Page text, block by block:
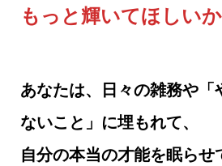
もっと輝いてほしいか
あなたは、日々の雑務や「
ないこと」に埋もれて、
自分の本当の才能を眠らせ